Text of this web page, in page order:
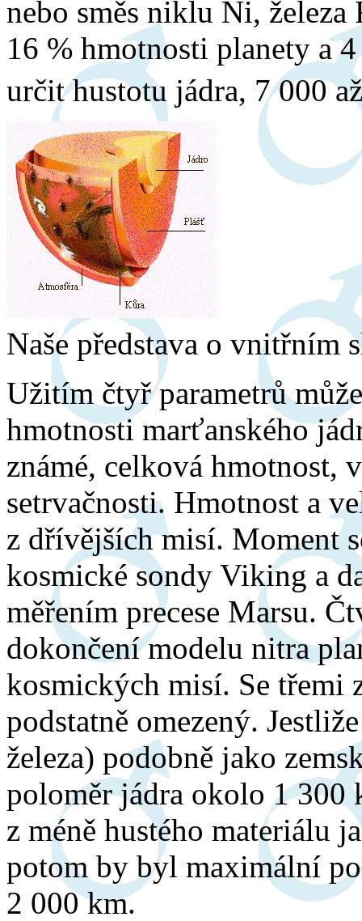
nebo směs niklu Ni,
16 % hmotnosti planety a
určit hustotu jádra, 7 000
Naše představa o vnitřním
Užitím čtyř parametrů
hmotnosti marťanského
známé, celková hmotnost,
setrvačnosti. Hmotnost a
z dřívějších misí. Moment
kosmické sondy Viking a
měřením precese Marsu.
dokončení modelu nitra
kosmických misí. Se třemi
podstatně omezený.
železa) podobně jako
poloměr jádra okolo 1 300
z méně hustého materiálu
potom by byl maximální
2 000 km.